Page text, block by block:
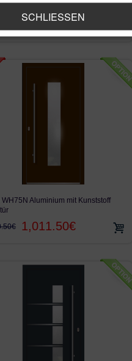
999.60€
WH75N Aluminium mit Kunststoff
1,011.50€
SCHLIESSEN